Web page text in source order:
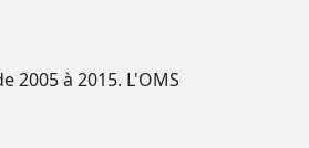
2005 à 2015. L'OMS